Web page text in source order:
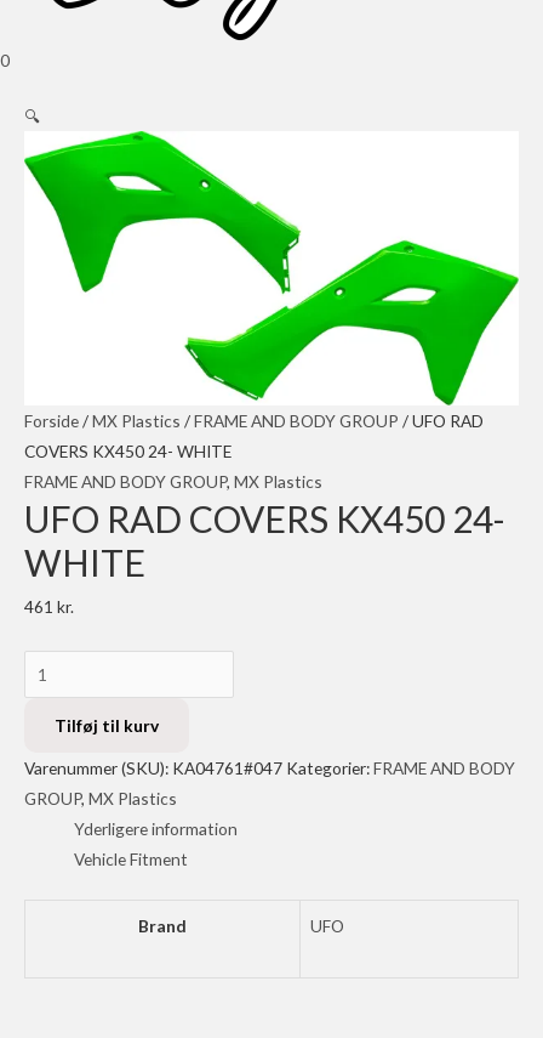
0
🔍
Forside/MX Plastics /FRAME AND BODY GROUP / UFO RAD
COVERS KX450 24- WHITE
FRAME AND BODY GROUP, MX Plastics
UFO RAD COVERS KX450 24-
WHITE
461 kr.
UFO
RAD
COVERS
Tilføj til kurv
Varenummer (SKU): KA04761#047 Kategorier:FRAME AND BODY
GROUP, MX Plastics
Yderligere information
Vehicle Fitment
Brand UFO